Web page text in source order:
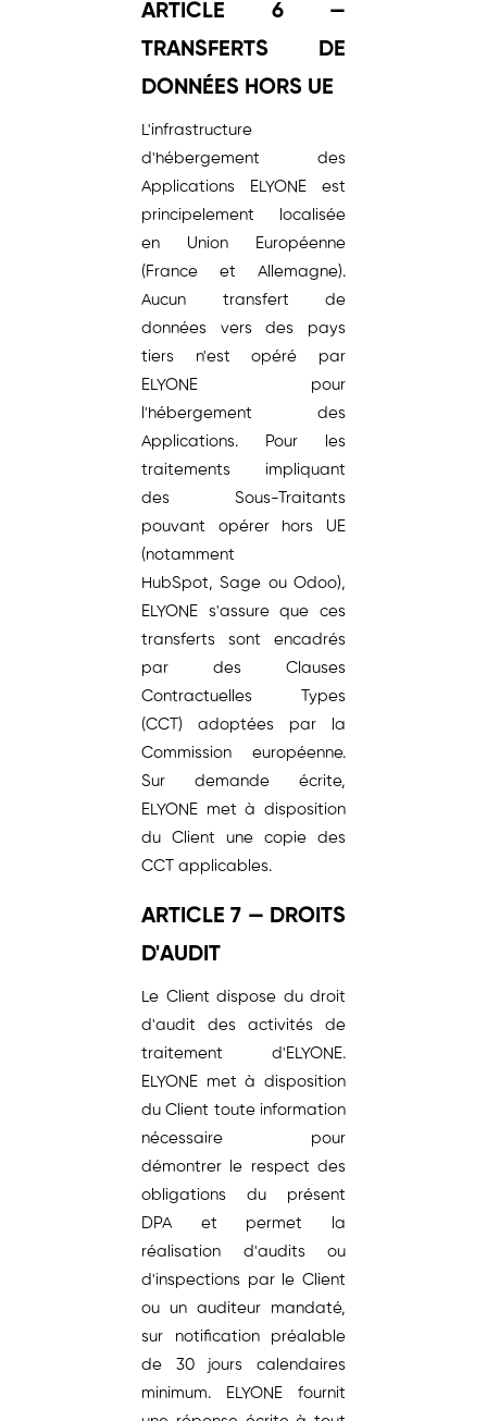
ARTICLE 6 —
TRANSFERTS DE
DONNÉES HORS UE
L'infrastructure
d'hébergement des
Applications ELYONE est
principelement localisée
en Union Européenne
(France et Allemagne).
Aucun transfert de
données vers des pays
tiers n'est opéré par
ELYONE pour
l'hébergement des
Applications. Pour les
traitements impliquant
des Sous-Traitants
pouvant opérer hors UE
(notamment
HubSpot, Sage ou Odoo),
ELYONE s'assure que ces
transferts sont encadrés
par des Clauses
Contractuelles Types
(CCT) adoptées par la
Commission européenne.
Sur demande écrite,
ELYONE met à disposition
du Client une copie des
CCT applicables.
ARTICLE 7 — DROITS
D'AUDIT
Le Client dispose du droit
d'audit des activités de
traitement d'ELYONE.
ELYONE met à disposition
du Client toute information
nécessaire pour
démontrer le respect des
obligations du présent
DPA et permet la
réalisation d'audits ou
d'inspections par le Client
ou un auditeur mandaté,
sur notification préalable
de 30 jours calendaires
minimum. ELYONE fournit